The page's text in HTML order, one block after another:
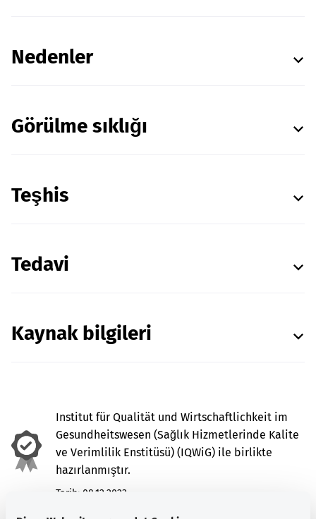
Nedenler
Görülme sıklığı
Teşhis
Tedavi
Kaynak bilgileri
Institut für Qualität und Wirtschaftlichkeit im
Gesundheitswesen (Sağlık Hizmetlerinde Kalite
ve Verimlilik Enstitüsü) (IQWiG) ile birlikte
hazırlanmıştır.
Tarih: 08.12.2023